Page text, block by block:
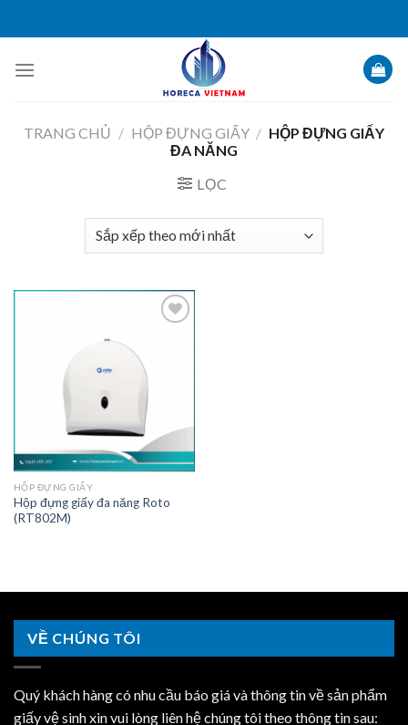
to
TRANG CHỦ / HỘP ĐỰNG GIẤY / HỘP ĐỰNG GIẤY
ĐA NĂNG
LỌC
HỘP ĐỰNG GIẤY
Hộp đựng giấy đa năng Roto
(RT802M)
VỀ CHÚNG TÔI
Quý khách hàng có nhu cầu báo giá và thông tin về sản phẩm
giấy vệ sinh xin vui lòng liên hệ chúng tôi theo thông tin sau: